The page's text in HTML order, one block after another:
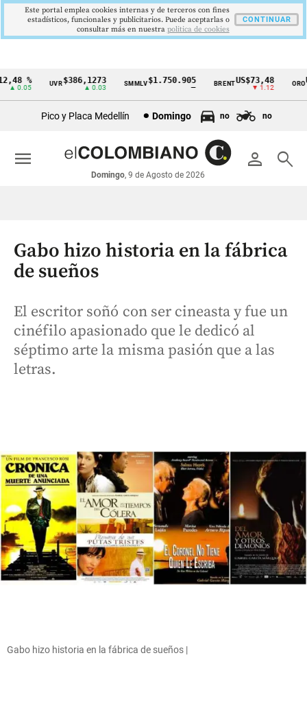
Cintillo
económicos
Colombia
%
0.05
UVR$386,1273
▲ 0.03
SMMLV$1.750.905 BRENTUS$73,48
▼ 1.12
ORO
Pico y Placa Medellín Domingo no no
person search
Domingo, 9 de Agosto de 2026
menu
Gabo hizo historia en la fábrica
de sueños
El escritor soñó con ser cineasta y fue un
cinéfilo apasionado que le dedicó al
séptimo arte la misma pasión que a las
letras.
Gabo hizo historia en la fábrica de sueños |
Este portal emplea cookies internas y de terceros con fines
estadísticos, funcionales y publicitarios. Puede aceptarlas o
consultar más en nuestra politica de cookies
CONTINUAR